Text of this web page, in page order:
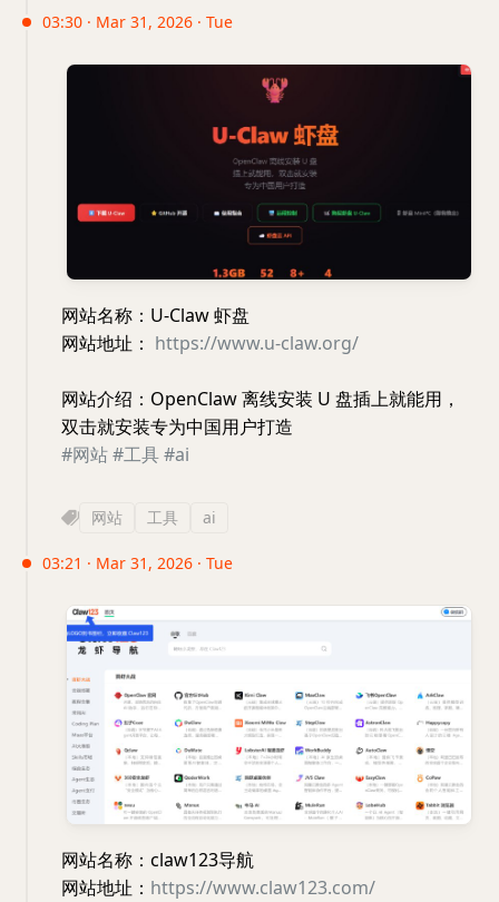
03:30 · Mar 31, 2026 · Tue
网站名称：U-Claw 虾盘
网站地址： https://www.u-claw.org/
网站介绍：OpenClaw 离线安装 U 盘插上就能用，
双击就安装专为中国用户打造
#网站#工具#ai
网站 工具 ai
03:21 · Mar 31, 2026 · Tue
网站名称：claw123导航
网站地址： https://www.claw123.com/